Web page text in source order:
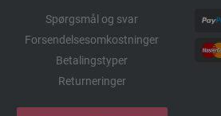
Spørgsmål og svar
Forsendelsesomkostninger
Betalingstyper
Returneringer